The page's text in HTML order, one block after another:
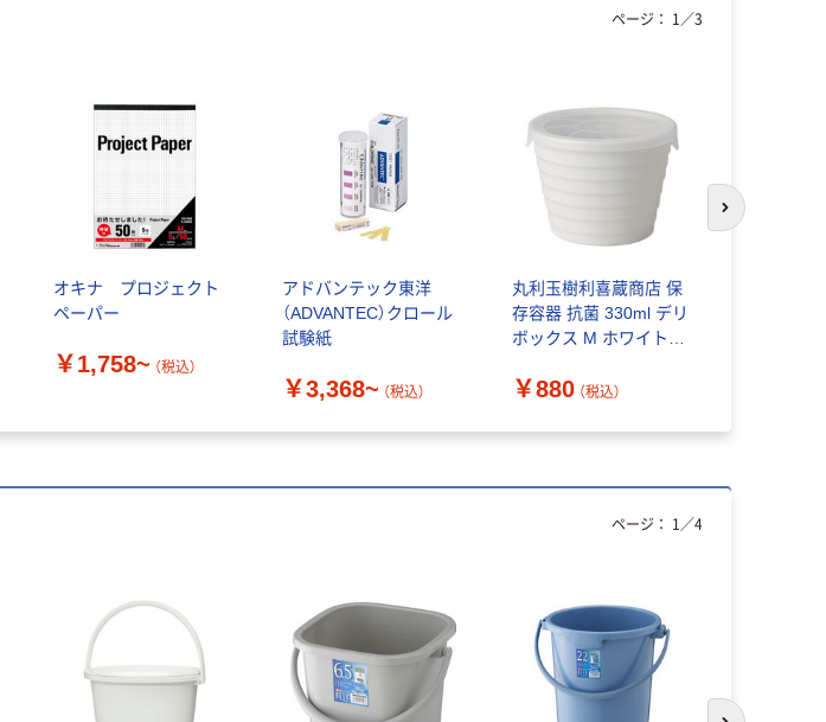
オキナ プロジェクト
ペーパー
￥1,758~ （税込）
アドバンテック東洋
（ADVANTEC）クロール
試験紙
￥3,368~ （税込）
丸利玉樹利喜蔵商店 保
存容器 抗菌 330ml デリ
ボックス M ホワイト
￥880 （税込）
ページ： 1 ／3
次のスライド
ページ： 1 ／4